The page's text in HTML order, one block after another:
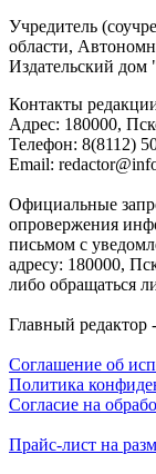
Учредитель
области,
Издательский
Контакты
Адреc: 180000,
Телефон: 8(8112)
Email:
Официальные
опровержения
письмом с
адресу: 180000,
либо обращаться
Главный
Соглашение об
Политика
Согласие на
Прайс-лист на